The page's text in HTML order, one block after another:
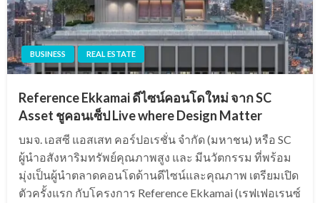
BUSINESS REAL ESTATE
Reference Ekkamai ดีไซน์คอนโดใหม่ จาก SC
Asset ชูคอนเซ็ป Live where Design Matter
บมจ. เอสซี แอสเสท คอร์ปอเรชั่น จำกัด (มหาชน) หรือ SC
ผู้นำอสังหาริมทรัพย์คุณภาพสูง และ มีนวัตกรรม ที่พร้อม
มุ่งเป็นผู้นำตลาดคอนโดด้านดีไซน์และคุณภาพ เตรียมเปิด
ตัวครั้งแรก กับโครงการ Reference Ekkamai (เรฟเฟอเรนซ์